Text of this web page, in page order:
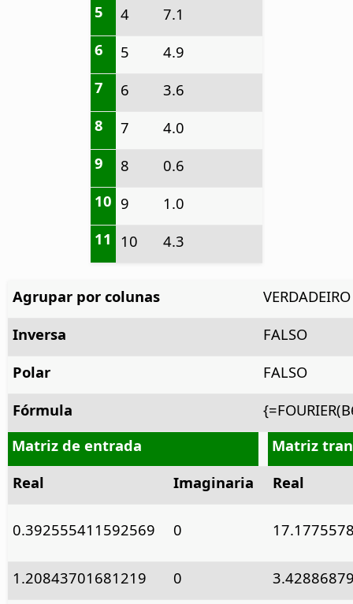
5
4
7.1
6
5
4.9
7
6
3.6
8
7
4.0
9
8
0.6
10 9
1.0
11 10 4.3
Agrupar por colunas
VERDADEIRO
Inversa
FALSO
Polar
FALSO
Fórmula
Matriz de entrada
Matriz
Real
Imaginaria Real
0.392555411592569 0
1.20843701681219 0